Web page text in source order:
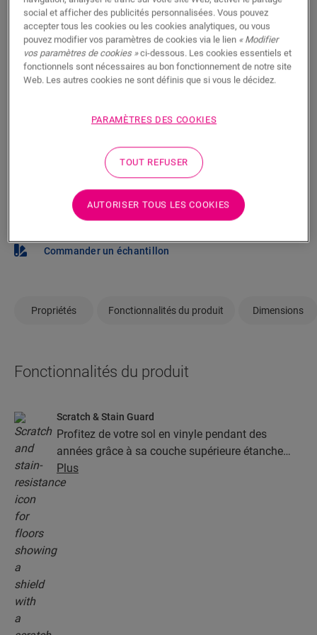
59,95€/m² Disponible en2 variantes
m²
Pas sûr que ce sol corresponde à votre
style et à vos besoins ?
Commander un échantillon
Propriétés Fonctionnalités du produit Dimensions
Fonctionnalités du produit
Scratch & Stain Guard
Profitez de votre sol en vinyle pendant des
années grâce à sa couche supérieure étanche
dotée de la technologie Stain & Scratch Guard.
Cette couche garantit une protection supérieure
Plus
social et afficher des publicités personnalisées. Vous pouvez
accepter tous les cookies ou les cookies analytiques, ou vous
pouvez modifier vos paramètres de cookies via le lien « Modifier
vos paramètres de cookies »ci-dessous. Les cookies essentiels et
fonctionnels sont nécessaires au bon fonctionnement de notre site
Web. Les autres cookies ne sont définis que si vous le décidez.
PARAMÈTRES DES COOKIES
TOUT REFUSER
AUTORISER TOUS LES COOKIES